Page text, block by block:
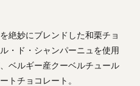
絶妙にブレンドした和栗チョ
・ド・シャンパーニュを使用
ベルギー産クーベルチュール
トチョコレート。